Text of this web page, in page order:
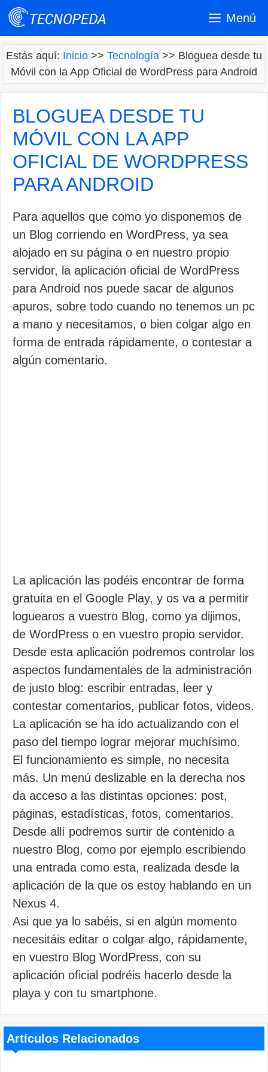
Saltar
Menú
Estás aquí: Inicio >> Tecnología >> Bloguea desde tu
Móvil con la App Oficial de WordPress para Android
BLOGUEA DESDE TU
MÓVIL CON LA APP
OFICIAL DE WORDPRESS
PARA ANDROID
Para aquellos que como yo disponemos de
un Blog corriendo en WordPress, ya sea
alojado en su página o en nuestro propio
servidor, la aplicación oficial de WordPress
para Android nos puede sacar de algunos
apuros, sobre todo cuando no tenemos un pc
a mano y necesitamos, o bien colgar algo en
forma de entrada rápidamente, o contestar a
algún comentario.
La aplicación las podéis encontrar de forma
gratuita en el Google Play, y os va a permitir
loguearos a vuestro Blog, como ya dijimos,
de WordPress o en vuestro propio servidor.
Desde esta aplicación podremos controlar los
aspectos fundamentales de la administración
de justo blog: escribir entradas, leer y
contestar comentarios, publicar fotos, videos.
La aplicación se ha ido actualizando con el
paso del tiempo lograr mejorar muchísimo.
El funcionamiento es simple, no necesita
más. Un menú deslizable en la derecha nos
da acceso a las distintas opciones: post,
páginas, estadísticas, fotos, comentarios.
Desde allí podremos surtir de contenido a
nuestro Blog, como por ejemplo escribiendo
una entrada como esta, realizada desde la
aplicación de la que os estoy hablando en un
Nexus 4.
Asi que ya lo sabéis, si en algún momento
necesitáis editar o colgar algo, rápidamente,
en vuestro Blog WordPress, con su
aplicación oficial podréis hacerlo desde la
playa y con tu smartphone.
Artículos Relacionados